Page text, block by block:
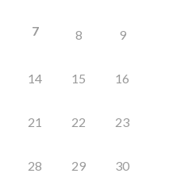
7 8 9
14 15 16
21 22 23
28 29 30